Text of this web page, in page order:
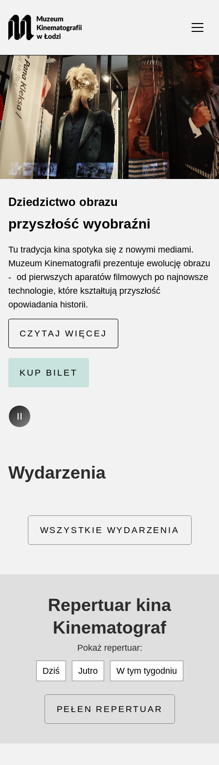
do
Dziedzictwo obrazu
przyszłość wyobraźni
Tu tradycja kina spotyka się z nowymi mediami.
Muzeum Kinematografii prezentuje ewolucję obrazu
- od pierwszych aparatów filmowych po najnowsze
technologie, które kształtują przyszłość
opowiadania historii.
CZYTAJ WIĘCEJ
KUP BILET
Wydarzenia
WSZYSTKIE WYDARZENIA
Repertuar kina
Kinematograf
Pokaż repertuar:
Dziś Jutro W tym tygodniu
PEŁEN REPERTUAR